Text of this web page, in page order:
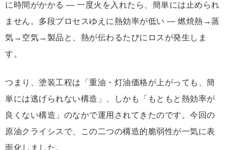
に時間がかかる ― 一度火を入れたら、簡単には止められ
ません。多段プロセスゆえに熱効率が低い ― 燃焼熱→蒸
気→空気→製品と、熱が伝わるたびにロスが発生しま
す。
つまり、塗装工程は「重油・灯油価格が上がっても、簡
単には逃げられない構造」、しかも「もともと熱効率が
良くない構造」のなかで運用されてきたのです。今回の
原油クライシスで、この二つの構造的脆弱性が一気に表
面化しました。